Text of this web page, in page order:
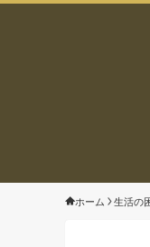
ホーム 生活の